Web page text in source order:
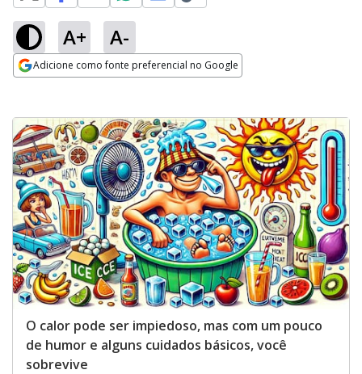
A+ A-
Adicione como fonte preferencial no Google
O calor pode ser impiedoso, mas com um pouco
de humor e alguns cuidados básicos, você
sobrevive